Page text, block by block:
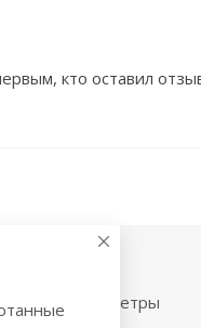
кто оставил
тонометры